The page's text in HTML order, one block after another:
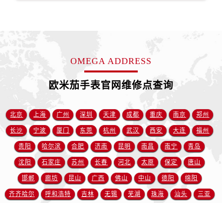
安徽省黄山市屯溪区黄山西路售后服务中心（需提前预约）
安徽省六安市金安区解放中路售后服务中心（需提前预约）
安徽省马鞍山市雨山区湖南西路售后服务中心（需提前预约）
安徽省宿州市埇桥区人民中路售后服务中心（需提前预约）
安徽省铜陵市铜官区石城大道售后服务中心（需提前预约）
安徽省芜湖市镜湖区中山路步行街售后服务中心（需提前预约）
安徽省宣城市宣州区叠嶂西路售后服务中心（需提前预约）
OMEGA ADDRESS
欧米茄手表官网维修点查询
北京 上海 广州 深圳 天津 成都 重庆 南京 郑州
长沙 宁波 厦门 东莞 杭州 武汉 西安 大连 福州
贵阳 哈尔滨 合肥 济南 昆明 南昌 南宁 青岛
沈阳 石家庄 苏州 长春 河北 太原 保定 唐山
邯郸 廊坊 昆山 广西 佛山 中山 德阳 绵阳
齐齐哈尔 呼和浩特 吉林 无锡 芜湖 珠海 汕头 三亚